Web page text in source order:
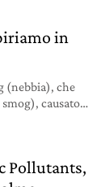
in
(nebbia), che
causato
(> 80%) e
Pollutants,